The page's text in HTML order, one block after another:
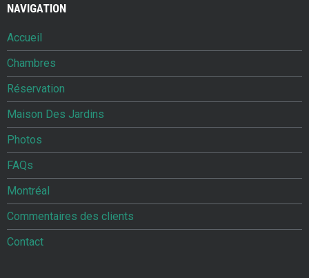
NAVIGATION
Accueil
Chambres
Réservation
Maison Des Jardins
Photos
FAQs
Montréal
Commentaires des clients
Contact